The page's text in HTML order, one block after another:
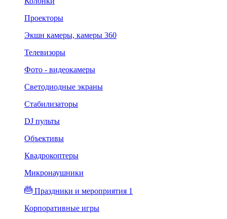
Проекторы
Экшн камеры, камеры 360
Телевизоры
Фото - видеокамеры
Светодиодные экраны
Стабилизаторы
DJ пульты
Объективы
Квадрокоптеры
Микронаушники
Праздники и мероприятия 1
Корпоративные игры